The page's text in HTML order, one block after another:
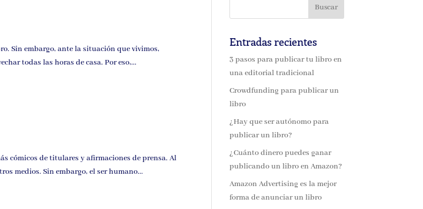
Sin embargo, ante la situación que vivimos,
todas las horas de casa. Por eso,...
cómicos de titulares y afirmaciones de prensa. Al
medios. Sin embargo, el ser humano...
Entradas recientes
3 pasos para publicar tu libro en
una editorial tradicional
Crowdfunding para publicar un
libro
¿Hay que ser autónomo para
publicar un libro?
¿Cuánto dinero puedes ganar
publicando un libro en Amazon?
Amazon Advertising es la mejor
forma de anunciar un libro